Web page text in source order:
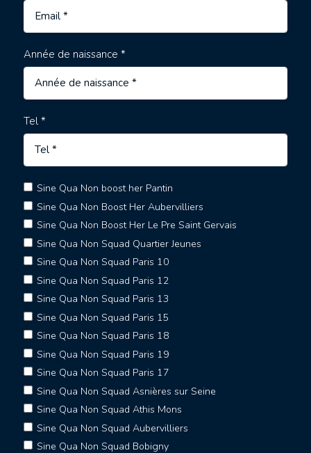
Année de naissance *
Tel *
Sine Qua Non boost her Pantin
Sine Qua Non Boost Her Aubervilliers
Sine Qua Non Boost Her Le Pre Saint Gervais
Sine Qua Non Squad Quartier Jeunes
Sine Qua Non Squad Paris 10
Sine Qua Non Squad Paris 12
Sine Qua Non Squad Paris 13
Sine Qua Non Squad Paris 15
Sine Qua Non Squad Paris 18
Sine Qua Non Squad Paris 19
Sine Qua Non Squad Paris 17
Sine Qua Non Squad Asnières sur Seine
Sine Qua Non Squad Athis Mons
Sine Qua Non Squad Aubervilliers
Sine Qua Non Squad Bobigny